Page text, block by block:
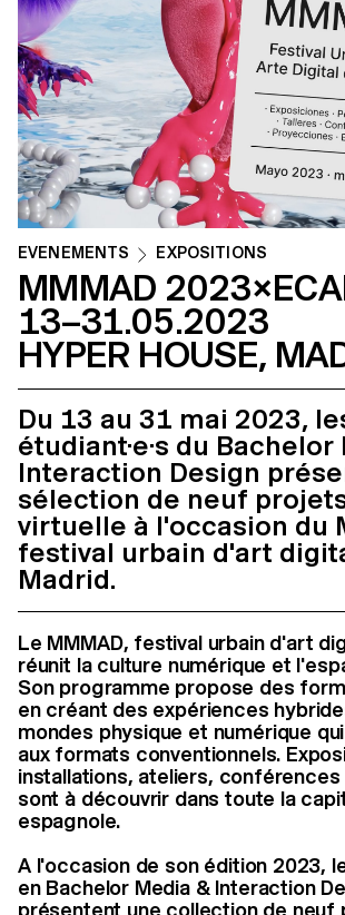
ÉVÉNEMENTS EXPOSITIONS
MMMAD
13–31.05.2023
HYPER HOUSE,
Du 13 au 31 mai 2023,
étudiant·e·s du Bachelor
Interaction Design
sélection de neuf
virtuelle à l'occasion du
festival urbain d'art
Madrid.
Le MMMAD, festival urbain d'art
réunit la culture numérique et
Son programme propose des
en créant des expériences
mondes physique et numérique
aux formats conventionnels.
installations, ateliers, conférences
sont à découvrir dans toute la
espagnole.
A l'occasion de son édition 2023,
en Bachelor Media & Interaction
présentent une collection de neuf